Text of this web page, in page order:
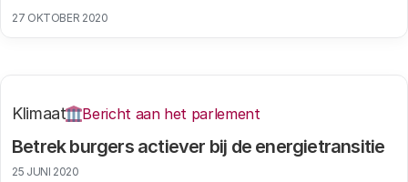
27 OKTOBER 2020
Betrek burgers actiever bij de energietransitie
Klimaat Bericht aan het parlement
25 JUNI 2020